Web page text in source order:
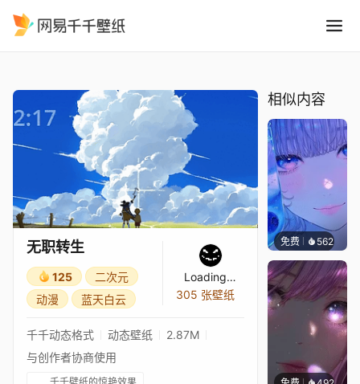
无职转生
125
二次元
动漫
蓝天白云
Loading…
305 张壁纸
千千动态格式 动态壁纸
2.87M
与创作者协商使用
相似内容
免费 562辰东